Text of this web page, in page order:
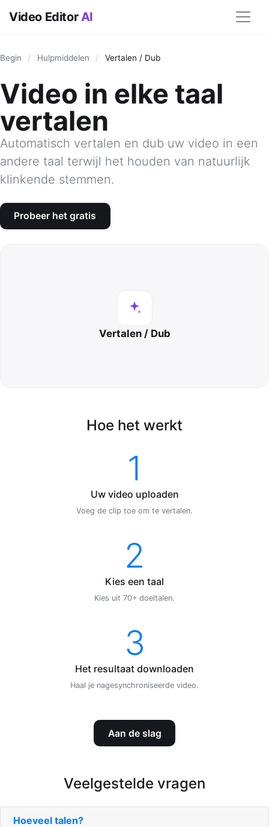
Video EditorAI
Begin / Hulpmiddelen / Vertalen / Dub
Video in elke taal
vertalen
Automatisch vertalen en dub uw video in een
andere taal terwijl het houden van natuurlijk
klinkende stemmen.
Probeer het gratis
Vertalen / Dub
Hoe het werkt
1
Uw video uploaden
Voeg de clip toe om te vertalen.
2
Kies een taal
Kies uit 70+ doeltalen.
3
Het resultaat downloaden
Haal je nagesynchroniseerde video.
Aan de slag
Veelgestelde vragen
Hoeveel talen?